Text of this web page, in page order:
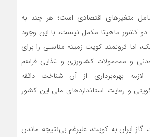
متغیرهای اقتصادی است؛ هر چند به
دو کشور ماهیتا مکمل نیست، با این وجود
اما ثروتمند کویت زمینه مناسبی را برای
و محصولات کشاورزی و غذایی فراهم
بهره‌برداری از آن شناخت ذائقه
و رعایت استانداردهای ملی این کشور
ایران به کویت، علیرغم بی‌نتیجه ماندن